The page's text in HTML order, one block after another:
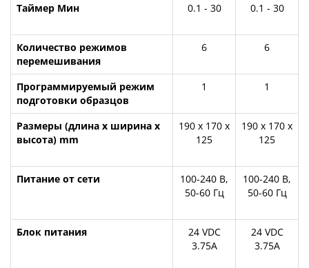
Таймер Мин 0.1 - 30 0.1 - 30
Количество режимов
перемешивания
6 6
Программируемый режим
подготовки образцов
1 1
Размеры (длина x ширина x
высота) mm
190 x 170 x
125
190 x 170 x
125
Питание от сети
100-240 В,
50-60 Гц
100-240 В,
50-60 Гц
Блок питания
24 VDC
3.75А
24 VDC
3.75А